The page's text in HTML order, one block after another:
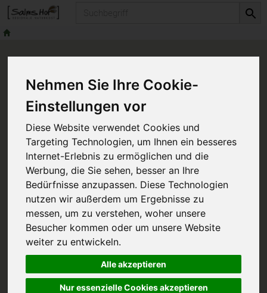
Nehmen Sie Ihre Cookie-
Einstellungen vor
Diese Website verwendet Cookies und
Targeting Technologien, um Ihnen ein besseres
Internet-Erlebnis zu ermöglichen und die
Werbung, die Sie sehen, besser an Ihre
Bedürfnisse anzupassen. Diese Technologien
nutzen wir außerdem um Ergebnisse zu
messen, um zu verstehen, woher unsere
Besucher kommen oder um unsere Website
weiter zu entwickeln.
Alle akzeptieren
Nur essenzielle Cookies akzeptieren